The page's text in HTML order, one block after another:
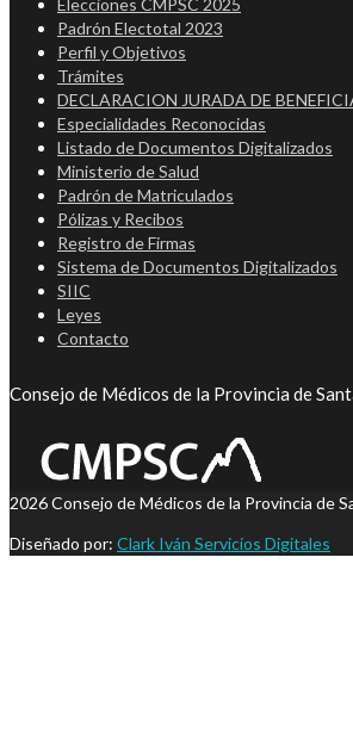
Elecciones CMPSC 2025
Padrón Electotal 2023
Perfil y Objetivos
Trámites
DECLARACION JURADA DE
Especialidades Reconocidas
Listado de Documentos Digitalizados
Ministerio de Salud
Padrón de Matriculados
Pólizas y Recibos
Registro de Firmas
Sistema de Documentos Digitalizados
SIIC
Leyes
Contacto
Consejo de Médicos de la Provincia de
2026 Consejo de Médicos de la Provincia de
Diseñado por: Clark Iván Servicios Digitales